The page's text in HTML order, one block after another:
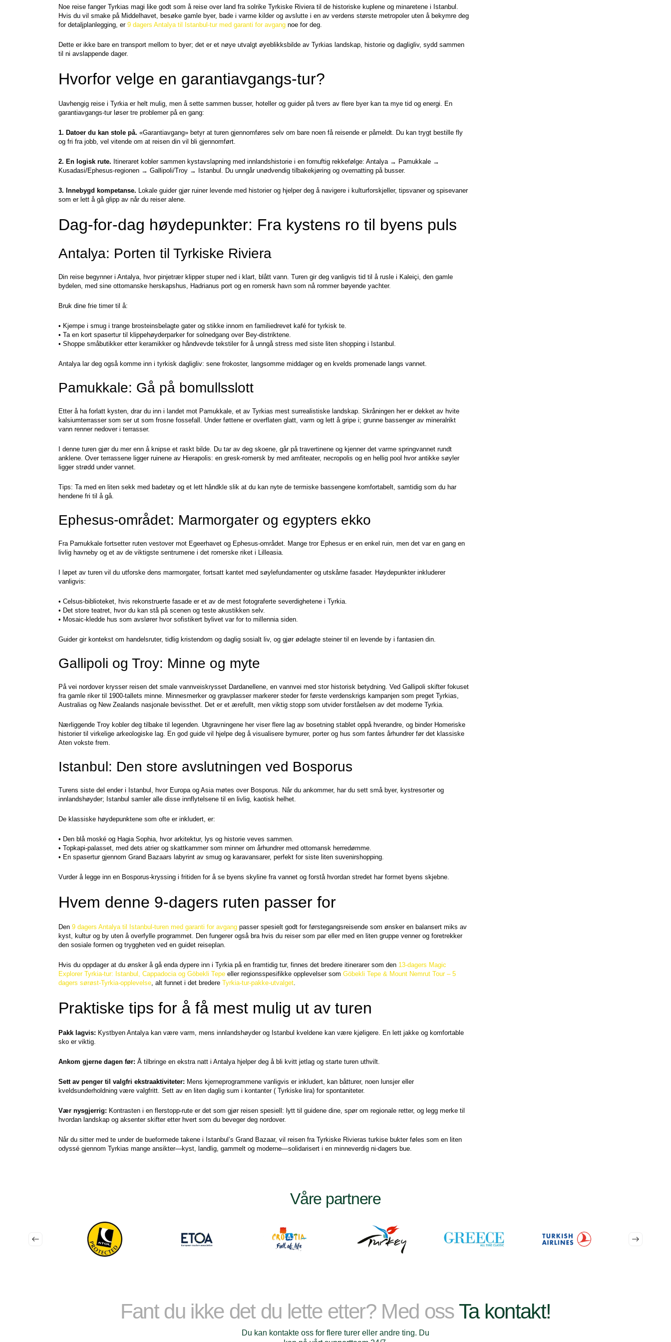
Noe reise fanger Tyrkias magi like godt som å reise over land fra solrike Tyrkiske Riviera til de historiske kuplene og minaretene i Istanbul.
Hvis du vil smake på Middelhavet, besøke gamle byer, bade i varme kilder og avslutte i en av verdens største metropoler uten å bekymre deg
for detaljplanlegging, er 9 dagers Antalya til Istanbul-tur med garanti for avgang noe for deg.
Dette er ikke bare en transport mellom to byer; det er et nøye utvalgt øyeblikksbilde av Tyrkias landskap, historie og dagligliv, sydd sammen
til ni avslappende dager.
Hvorfor velge en garantiavgangs-tur?
Uavhengig reise i Tyrkia er helt mulig, men å sette sammen busser, hoteller og guider på tvers av flere byer kan ta mye tid og energi. En
garantiavgangs-tur løser tre problemer på en gang:
1. Datoer du kan stole på. «Garantiavgang» betyr at turen gjennomføres selv om bare noen få reisende er påmeldt. Du kan trygt bestille fly
og fri fra jobb, vel vitende om at reisen din vil bli gjennomført.
2. En logisk rute. Itineraret kobler sammen kystavslapning med innlandshistorie i en fornuftig rekkefølge: Antalya → Pamukkale →
Kusadasi/Ephesus-regionen → Gallipoli/Troy → Istanbul. Du unngår unødvendig tilbakekjøring og overnatting på busser.
3. Innebygd kompetanse. Lokale guider gjør ruiner levende med historier og hjelper deg å navigere i kulturforskjeller, tipsvaner og spisevaner
som er lett å gå glipp av når du reiser alene.
Dag-for-dag høydepunkter: Fra kystens ro til byens puls
Antalya: Porten til Tyrkiske Riviera
Din reise begynner i Antalya, hvor pinjetrær klipper stuper ned i klart, blått vann. Turen gir deg vanligvis tid til å rusle i Kaleiçi, den gamle
bydelen, med sine ottomanske herskapshus, Hadrianus port og en romersk havn som nå rommer bøyende yachter.
Bruk dine frie timer til å:
• Kjempe i smug i trange brosteinsbelagte gater og stikke innom en familiedrevet kafé for tyrkisk te.
• Ta en kort spasertur til klippehøyderparker for solnedgang over Bey-distriktene.
• Shoppe småbutikker etter keramikker og håndvevde tekstiler for å unngå stress med siste liten shopping i Istanbul.
Antalya lar deg også komme inn i tyrkisk dagligliv: sene frokoster, langsomme middager og en kvelds promenade langs vannet.
Pamukkale: Gå på bomullsslott
Etter å ha forlatt kysten, drar du inn i landet mot Pamukkale, et av Tyrkias mest surrealistiske landskap. Skråningen her er dekket av hvite
kalsiumterrasser som ser ut som frosne fossefall. Under føttene er overflaten glatt, varm og lett å gripe i; grunne bassenger av mineralrikt
vann renner nedover i terrasser.
I denne turen gjør du mer enn å knipse et raskt bilde. Du tar av deg skoene, går på travertinene og kjenner det varme springvannet rundt
anklene. Over terrassene ligger ruinene av Hierapolis: en gresk-romersk by med amfiteater, necropolis og en hellig pool hvor antikke søyler
ligger strødd under vannet.
Tips: Ta med en liten sekk med badetøy og et lett håndkle slik at du kan nyte de termiske bassengene komfortabelt, samtidig som du har
hendene fri til å gå.
Ephesus-området: Marmorgater og egypters ekko
Fra Pamukkale fortsetter ruten vestover mot Egeerhavet og Ephesus-området. Mange tror Ephesus er en enkel ruin, men det var en gang en
livlig havneby og et av de viktigste sentrumene i det romerske riket i Lilleasia.
I løpet av turen vil du utforske dens marmorgater, fortsatt kantet med søylefundamenter og utskårne fasader. Høydepunkter inkluderer
vanligvis:
• Celsus-biblioteket, hvis rekonstruerte fasade er et av de mest fotograferte severdighetene i Tyrkia.
• Det store teatret, hvor du kan stå på scenen og teste akustikken selv.
• Mosaic-kledde hus som avslører hvor sofistikert bylivet var for to millennia siden.
Guider gir kontekst om handelsruter, tidlig kristendom og daglig sosialt liv, og gjør ødelagte steiner til en levende by i fantasien din.
Gallipoli og Troy: Minne og myte
På vei nordover krysser reisen det smale vannveiskrysset Dardanellene, en vannvei med stor historisk betydning. Ved Gallipoli skifter fokuset
fra gamle riker til 1900-tallets minne. Minnesmerker og gravplasser markerer steder for første verdenskrigs kampanjen som preget Tyrkias,
Australias og New Zealands nasjonale bevissthet. Det er et ærefullt, men viktig stopp som utvider forståelsen av det moderne Tyrkia.
Nærliggende Troy kobler deg tilbake til legenden. Utgravningene her viser flere lag av bosetning stablet oppå hverandre, og binder Homeriske
historier til virkelige arkeologiske lag. En god guide vil hjelpe deg å visualisere bymurer, porter og hus som fantes århundrer før det klassiske
Aten vokste frem.
Istanbul: Den store avslutningen ved Bosporus
Turens siste del ender i Istanbul, hvor Europa og Asia møtes over Bosporus. Når du ankommer, har du sett små byer, kystresorter og
innlandshøyder; Istanbul samler alle disse innflytelsene til en livlig, kaotisk helhet.
De klassiske høydepunktene som ofte er inkludert, er:
• Den blå moské og Hagia Sophia, hvor arkitektur, lys og historie veves sammen.
• Topkapi-palasset, med dets atrier og skattkammer som minner om århundrer med ottomansk herredømme.
• En spasertur gjennom Grand Bazaars labyrint av smug og karavansarer, perfekt for siste liten suvenirshopping.
Vurder å legge inn en Bosporus-kryssing i fritiden for å se byens skyline fra vannet og forstå hvordan stredet har formet byens skjebne.
Hvem denne 9-dagers ruten passer for
Den 9 dagers Antalya til Istanbul-turen med garanti for avgang passer spesielt godt for førstegangsreisende som ønsker en balansert miks av
kyst, kultur og by uten å overfylle programmet. Den fungerer også bra hvis du reiser som par eller med en liten gruppe venner og foretrekker
den sosiale formen og tryggheten ved en guidet reiseplan.
Hvis du oppdager at du ønsker å gå enda dypere inn i Tyrkia på en framtidig tur, finnes det bredere itinerarer som den 13-dagers Magic
Explorer Tyrkia-tur: Istanbul, Cappadocia og Göbekli Tepe eller regionsspesifikke opplevelser som Göbekli Tepe & Mount Nemrut Tour – 5
dagers sørøst-Tyrkia-opplevelse , alt funnet i det bredere Tyrkia-tur-pakke-utvalget
Praktiske tips for å få mest mulig ut av turen
Pakk lagvis: Kystbyen Antalya kan være varm, mens innlandshøyder og Istanbul kveldene kan være kjøligere. En lett jakke og komfortable
sko er viktig.
Ankom gjerne dagen før: Å tilbringe en ekstra natt i Antalya hjelper deg å bli kvitt jetlag og starte turen uthvilt.
Sett av penger til valgfri ekstraaktiviteter: Mens kjerneprogrammene vanligvis er inkludert, kan båtturer, noen lunsjer eller
kveldsunderholdning være valgfritt. Sett av en liten daglig sum i kontanter ( Tyrkiske lira) for spontaniteter.
Vær nysgjerrig: Kontrasten i en flerstopp-rute er det som gjør reisen spesiell: lytt til guidene dine, spør om regionale retter, og legg merke til
hvordan landskap og aksenter skifter etter hvert som du beveger deg nordover.
Når du sitter med te under de bueformede takene i Istanbul’s Grand Bazaar, vil reisen fra Tyrkiske Rivieras turkise bukter føles som en liten
odyssé gjennom Tyrkias mange ansikter—kyst, landlig, gammelt og moderne—solidarisert i en minneverdig ni-dagers bue.
Våre partnere
Fant du ikke det du lette etter? Med oss Ta kontakt!
Du kan kontakte oss for flere turer eller andre ting. Du